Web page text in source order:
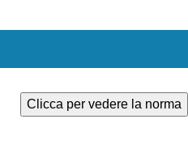
Clicca per vedere la norma